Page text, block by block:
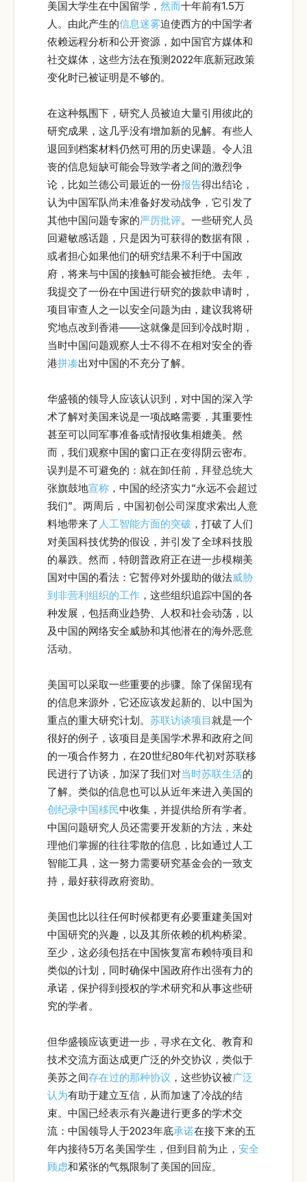
美国大学生在中国留学， 然而十年前有1.5万
人。由此产生的信息迷雾迫使西方的中国学者
依赖远程分析和公开资源，如中国官方媒体和
社交媒体，这些方法在预测2022年底新冠政策
变化时已被证明是不够的。
在这种氛围下，研究人员被迫大量引用彼此的
研究成果，这几乎没有增加新的见解。有些人
退回到档案材料仍然可用的历史课题。令人沮
丧的信息短缺可能会导致学者之间的激烈争
论，比如兰德公司最近的一份报告得出结论，
认为中国军队尚未准备好发动战争，它引发了
其他中国问题专家的严厉批评。一些研究人员
回避敏感话题，只是因为可获得的数据有限，
或者担心如果他们的研究结果不利于中国政
府，将来与中国的接触可能会被拒绝。去年，
我提交了一份在中国进行研究的拨款申请时，
项目审查人之一以安全问题为由，建议我将研
究地点改到香港——这就像是回到冷战时期，
当时中国问题观察人士不得不在相对安全的香
港拼凑出对中国的不充分了解。
华盛顿的领导人应该认识到，对中国的深入学
术了解对美国来说是一项战略需要，其重要性
甚至可以同军事准备或情报收集相媲美。然
而，我们观察中国的窗口正在变得阴云密布。
误判是不可避免的：就在卸任前，拜登总统大
张旗鼓地宣称 ，中国的经济实力“永远不会超过
我们”。两周后，中国初创公司深度求索出人意
料地带来了 人工智能方面的突破 ，打破了人们
对美国科技优势的假设，并引发了全球科技股
的暴跌。然而，特朗普政府正在进一步模糊美
国对中国的看法：它暂停对外援助的做法威胁
到非营利组织的工作 ，这些组织追踪中国的各
种发展，包括商业趋势、人权和社会动荡，以
及中国的网络安全威胁和其他潜在的海外恶意
活动。
美国可以采取一些重要的步骤。除了保留现有
的信息来源外，它还应该发起新的、以中国为
重点的重大研究计划。 苏联访谈项目就是一个
很好的例子，该项目是美国学术界和政府之间
的一项合作努力，在20世纪80年代初对苏联移
民进行了访谈，加深了我们对当时苏联生活的
了解。类似的信息也可以从近年来进入美国的
创纪录中国移民中收集，并提供给所有学者。
中国问题研究人员还需要开发新的方法，来处
理他们掌握的往往零散的信息，比如通过人工
智能工具，这一努力需要研究基金会的一致支
持，最好获得政府资助。
美国也比以往任何时候都更有必要重建美国对
中国研究的兴趣，以及其所依赖的机构桥梁。
至少，这必须包括在中国恢复富布赖特项目和
类似的计划，同时确保中国政府作出强有力的
承诺，保护得到授权的学术研究和从事这些研
究的学者。
但华盛顿应该更进一步，寻求在文化、教育和
技术交流方面达成更广泛的外交协议，类似于
美苏之间存在过的那种协议 ，这些协议被广泛
认为有助于建立互信，从而加速了冷战的结
束。中国已经表示有兴趣进行更多的学术交
流：中国领导人于2023年底承诺在接下来的五
年内接待5万名美国学生，但到目前为止， 安全
顾虑和紧张的气氛限制了美国的回应。